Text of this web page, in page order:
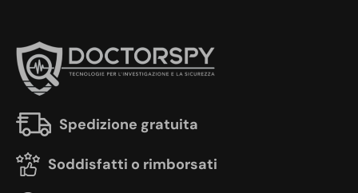
Spedizione gratuita
Soddisfatti o rimborsati